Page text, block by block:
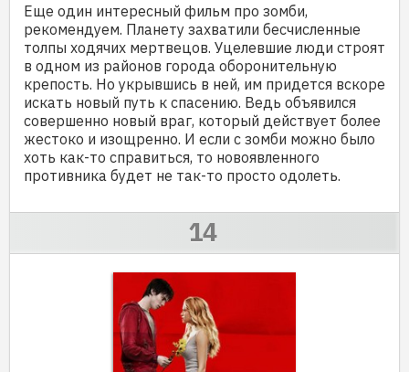
Еще один интересный фильм про зомби,
рекомендуем. Планету захватили бесчисленные
толпы ходячих мертвецов. Уцелевшие люди строят
в одном из районов города оборонительную
крепость. Но укрывшись в ней, им придется вскоре
искать новый путь к спасению. Ведь объявился
совершенно новый враг, который действует более
жестоко и изощренно. И если с зомби можно было
хоть как-то справиться, то новоявленного
противника будет не так-то просто одолеть.